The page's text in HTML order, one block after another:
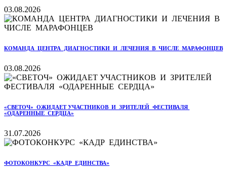
03.08.2026
КОМАНДА ЦЕНТРА ДИАГНОСТИКИ И ЛЕЧЕНИЯ В ЧИСЛЕ МАРАФОНЦЕВ
03.08.2026
«СВЕТОЧ» ОЖИДАЕТ УЧАСТНИКОВ И ЗРИТЕЛЕЙ ФЕСТИВАЛЯ
«ОДАРЕННЫЕ СЕРДЦА»
31.07.2026
ФОТОКОНКУРС «КАДР ЕДИНСТВА»